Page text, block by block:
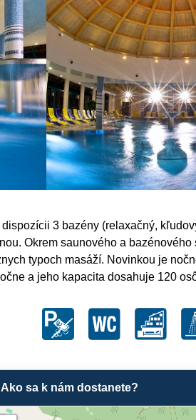
3 bazény (relaxačný,
Okrem saunového a
typoch masáží. Novinkou je
a jeho kapacita dosahuje 120
Ako sa k nám dostanete?